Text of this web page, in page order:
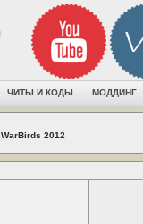
ЧИТЫ И КОДЫ МОДДИНГ
WarBirds 2012